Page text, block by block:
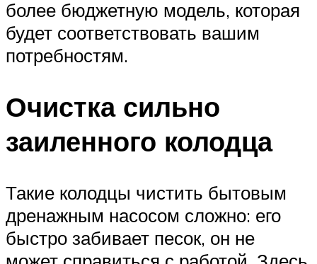
более бюджетную модель, которая
будет соответствовать вашим
потребностям.
Очистка сильно
заиленного колодца
Такие колодцы чистить бытовым
дренажным насосом сложно: его
быстро забивает песок, он не